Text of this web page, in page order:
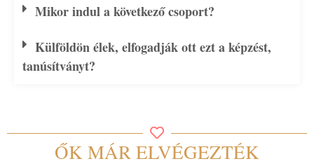
Mikor indul a következő csoport?
Külföldön élek, elfogadják ott ezt a képzést,
tanúsítványt?
ŐK MÁR ELVÉGEZTÉK